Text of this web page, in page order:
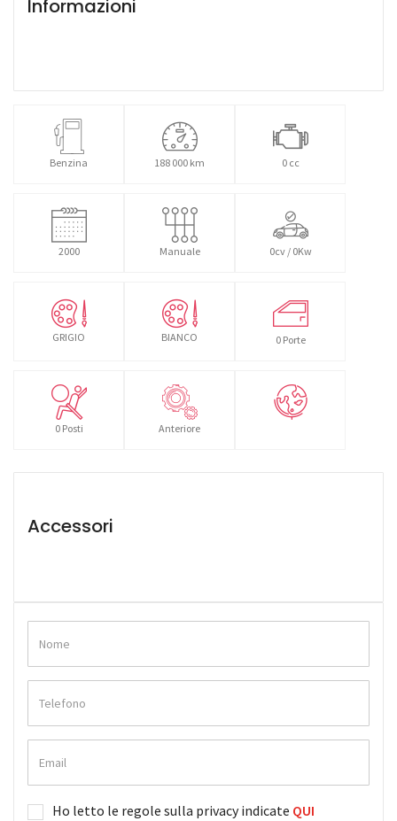
Informazioni
Benzina 188 000 km 0 cc
2000 Manuale 0cv / 0Kw
GRIGIO BIANCO 0 Porte
0 Posti Anteriore
Accessori
Ho letto le regole sulla privacy indicate QUI